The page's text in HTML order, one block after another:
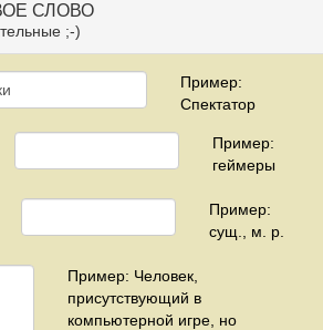
СЛОВО
;-)
Пример:
Спектатор
Пример:
геймеры
Пример:
сущ., м. р.
Пример: Человек,
присутствующий в
компьютерной игре, но